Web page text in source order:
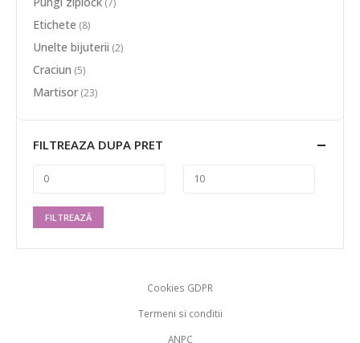
(7)
Etichete (8)
Unelte bijuterii (2)
Craciun (5)
Martisor (23)
FILTREAZA DUPA PRET
FILTREAZĂ
Cookies GDPR
Termeni si conditii
ANPC